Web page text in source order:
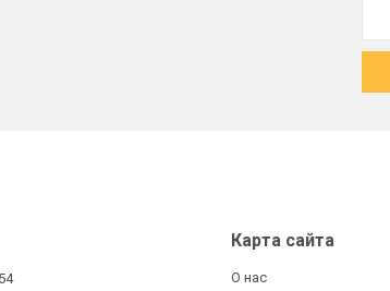
Карта сайта
О нас